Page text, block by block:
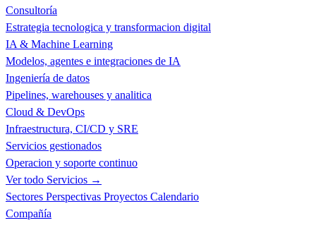
Consultoría
Estrategia tecnologica y transformacion digital
IA & Machine Learning
Modelos, agentes e integraciones de IA
Ingeniería de datos
Pipelines, warehouses y analitica
Cloud & DevOps
Infraestructura, CI/CD y SRE
Servicios gestionados
Operacion y soporte continuo
Ver todo Servicios →
Sectores Perspectivas Proyectos Calendario
Compañía